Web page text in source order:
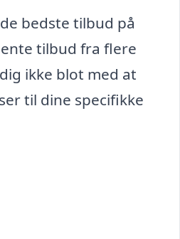
bedste tilbud på
tilbud fra flere
ikke blot med at
til dine specifikke